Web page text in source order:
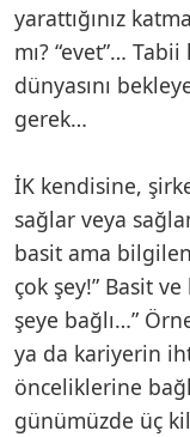
yarattığınız
mı? “evet”…
dünyasını
gerek…
İK kendisine,
sağlar veya
basit ama
çok şey!” Basit ve
şeye bağlı…”
ya da kariyerin
önceliklerine
günümüzde üç